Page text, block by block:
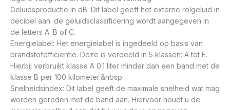
Geluidsproductie in dB: Dit label geeft het externe rolgeluid in
decibel aan. de geluidsclassificering wordt aangegeven in
de letters A. B of C.
Energielabel: Het energielabel is ingedeeld op basis van
brandstofefficiëntie. Deze is verdeeld in 5 klassen: A tot E.
Hierbij verbruikt klasse A 0.1 liter minder dan een band met de
klasse B per 100 kilometer.&nbsp:
Snelheidsindex: Dit label geeft de maximale snelheid wat mag
worden gereden met de band aan. Hiervoor houdt u de